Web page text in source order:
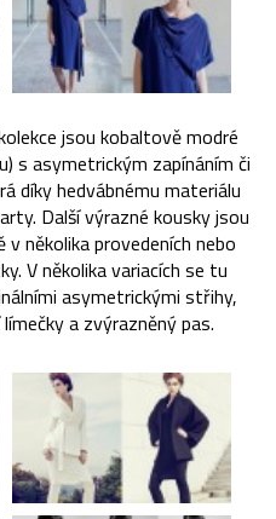
jsou kobaltově modré
s asymetrickým zapínáním či
díky hedvábnému materiálu
Další výrazné kousky jsou
několika provedeních nebo
V několika variacích se tu
asymetrickými střihy,
a zvýrazněný pas.